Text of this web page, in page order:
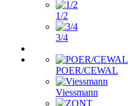
1/2
3/4
POER/CEWAL
Viessmann